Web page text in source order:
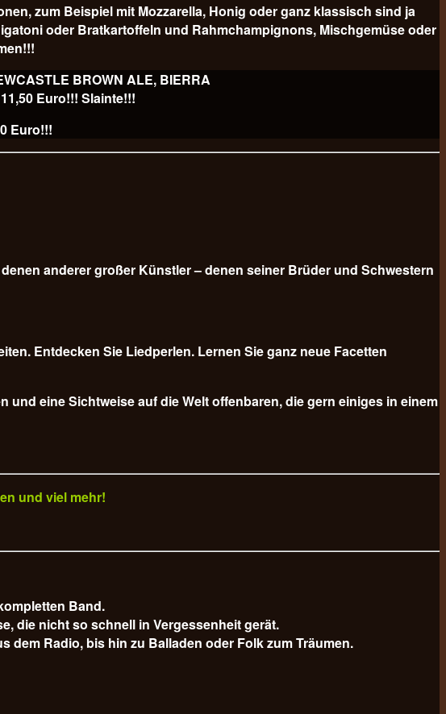
zum Beispiel mit Mozzarella, Honig oder ganz klassisch sind ja
oder Bratkartoffeln und Rahmchampignons, Mischgemüse oder
BROWN ALE, BIERRA
Euro!!! Slainte!!!
Euro!!!
anderer großer Künstler – denen seiner Brüder und Schwestern
Entdecken Sie Liedperlen. Lernen Sie ganz neue Facetten
eine Sichtweise auf die Welt offenbaren, die gern einiges in einem
und viel mehr!
Band.
die nicht so schnell in Vergessenheit gerät.
Radio, bis hin zu Balladen oder Folk zum Träumen.